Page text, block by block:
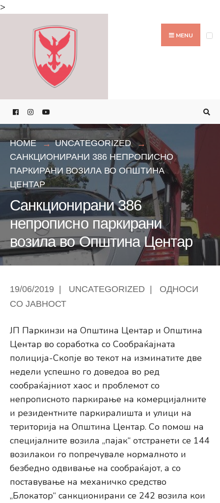
>
MENU
HOME
UNCATEGORIZED
САНКЦИОНИРАНИ 386 НЕПРОПИСНО
ПАРКИРАНИ ВОЗИЛА ВО ОПШТИНА
ЦЕНТАР
Санкционирани 386
непрописно паркирани
возила во Општина Центар
19/06/2019 UNCATEGORIZED
ОДНОСИ
СО ЈАВНОСТ
ЈП Паркинзи на Општина Центар и Општина
Центар во соработка со Сообраќајната
полиција-Скопје во текот на изминатите две
недели успешно го доведоа во ред
сообраќајниот хаос и проблемот со
непрописното паркирање на комерцијалните
и резидентните паркиралишта и улици на
територија на Општина Центар. Со помош на
специјалните возила „пајак“ отстранети се 144
возилакои го попречувале нормалното и
безбедно одвивање на сообраќајот, а со
поставување на механичко средство
„Блокатор“ санкционирани се 242 возила кои